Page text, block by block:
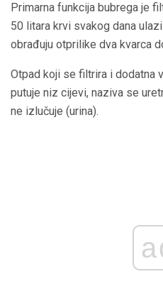
Primarna funkcija bubrega je
50 litara krvi svakog dana
obrađuju otprilike dva kvarca
Otpad koji se filtrira i dodatna
putuje niz cijevi, naziva se
ne izlučuje (urina).